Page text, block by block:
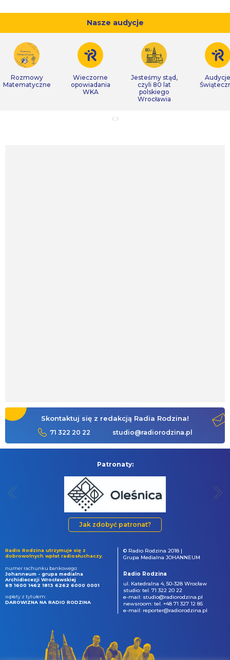
Nasze audycje
Rozmowy
Matematyczne
Wieczorne
opowiadania
WKA
Jesteśmy stąd,
czyli 80 lat
polskiego
Wrocławia
Audycje
Skontaktuj się z redakcją Radia Rodzina!
71 322 20 22 studio@radiorodzina.pl
Patronaty:
Jak zdobyć patronat?
Radio Rodzina utrzymuje się z
dobrowolnych wpłat radiosłuchaczy.
numer rachunku bankowego:
Johanneum - grupa medialna
Archidiecezji Wrocławskiej
69 1600 1462 1813 6262 6000 0001
wpłaty z tytułem:
DAROWIZNA NA RADIO RODZINA
© Radio Rodzina 2018 |
Grupa Medialna JOHANNEUM
Radio Rodzina
ul. Katedralna 4, 50-328 Wrocław
studio: tel. 71 322 20 22
e-mail: studio@radiorodzina.pl
newsroom: tel. +48 71 327 12 85
e-mail: reporter@radiorodzina.pl